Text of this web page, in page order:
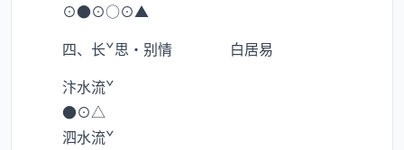
⊙●⊙○⊙▲
四、长ˇ思·别情 白居易
汴水流ˇ
●⊙△
泗水流ˇ